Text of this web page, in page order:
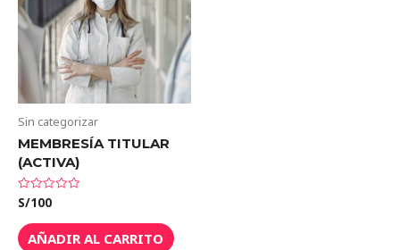
Sin categorizar
MEMBRESÍA TITULAR
(ACTIVA)
Valorado
en
de
5
S/100
AÑADIR AL CARRITO